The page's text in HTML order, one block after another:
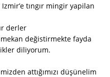
tıngır mingir yapilan
derler
değistirmekte fayda
diliyorum.
attığımızı düşünelim